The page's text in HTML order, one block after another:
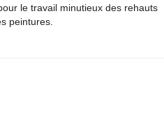
le travail minutieux des rehauts
peintures.